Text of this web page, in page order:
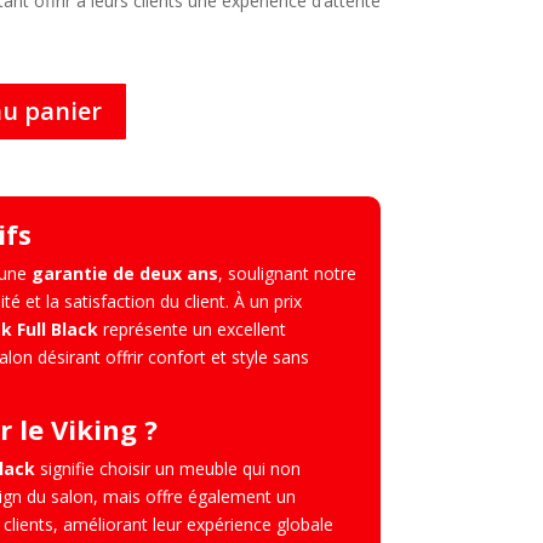
panier
garantie de deux ans, soulignant notre
et la satisfaction du client. À un prix
Full Blackreprésente un excellent
désirant offrir confort et style sans
le Viking ?
signifie choisir un meuble qui non
du salon, mais offre également un
améliorant leur expérience globale